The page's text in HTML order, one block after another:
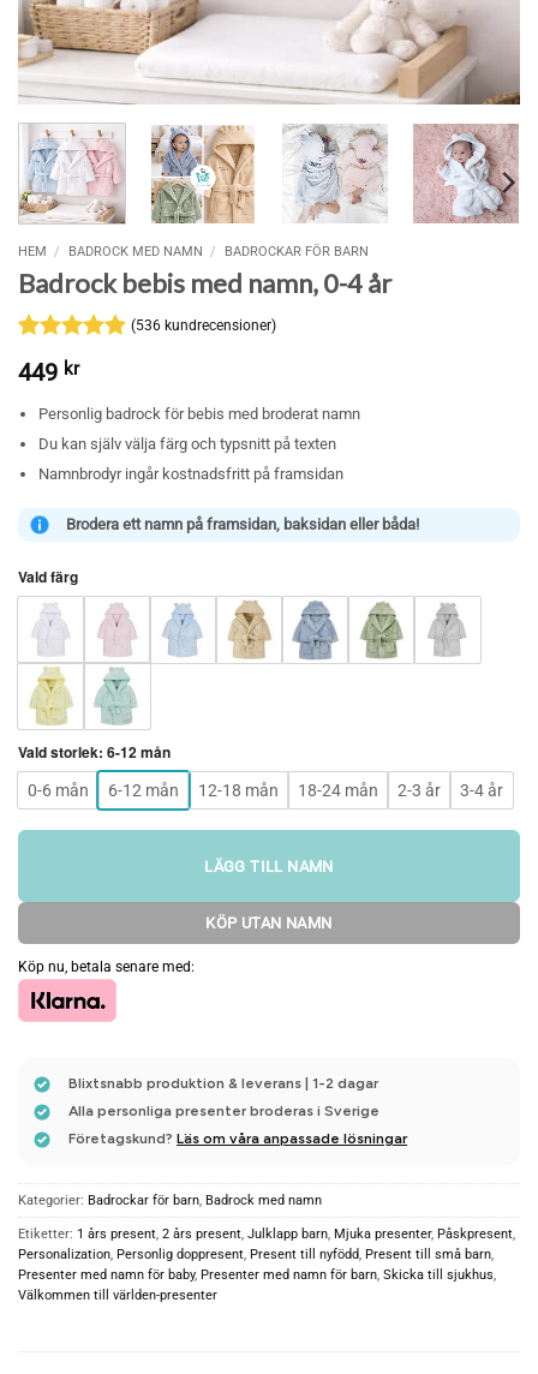
HEM / BADROCK MED NAMN / BADROCKAR FÖR BARN
Badrock bebis med namn, 0-4 år
Betygsatt
4.86av 5
kundrecensioner
(536 kundrecensioner)
449 kr
Personlig badrock för bebis med broderat namn
Du kan själv välja färg och typsnitt på texten
Namnbrodyr ingår kostnadsfritt på framsidan
Brodera ett namn på framsidan, baksidan eller båda!
Vald färg
Vald storlek: 6-12 mån
0-6 mån 6-12 mån 12-18 mån 18-24 mån 2-3 år 3-4 år
LÄGG TILL NAMN
KÖP UTAN NAMN
Köp nu, betala senare med:
Blixtsnabb produktion & leverans | 1-2 dagar
Alla personliga presenter broderas i Sverige
Företagskund?Läs om våra anpassade lösningar
Kategorier: Badrockar för barn, Badrock med namn
Etiketter: 1 års present, 2 års present, Julklapp barn, Mjuka presenter, Påskpresent,
Personalization, Personlig doppresent, Present till nyfödd, Present till små barn,
Presenter med namn för baby, Presenter med namn för barn, Skicka till sjukhus,
Välkommen till världen-presenter